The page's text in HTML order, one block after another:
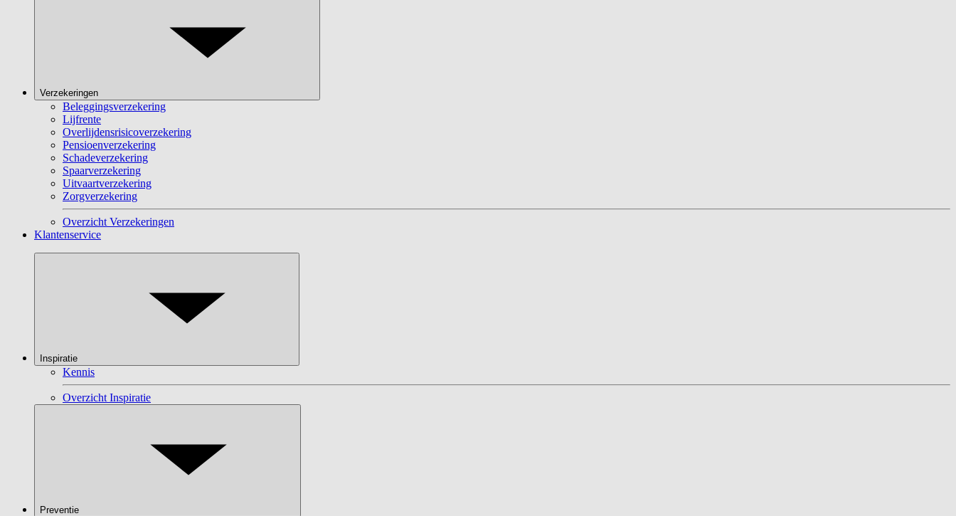
Verzekeringen
Beleggingsverzekering
Lijfrente
Overlijdensrisicoverzekering
Pensioenverzekering
Schadeverzekering
Spaarverzekering
Uitvaartverzekering
Zorgverzekering
Overzicht Verzekeringen
Klantenservice
Inspiratie
Kennis
Overzicht Inspiratie
Preventie